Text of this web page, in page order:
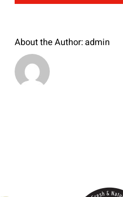
About the Author:admin